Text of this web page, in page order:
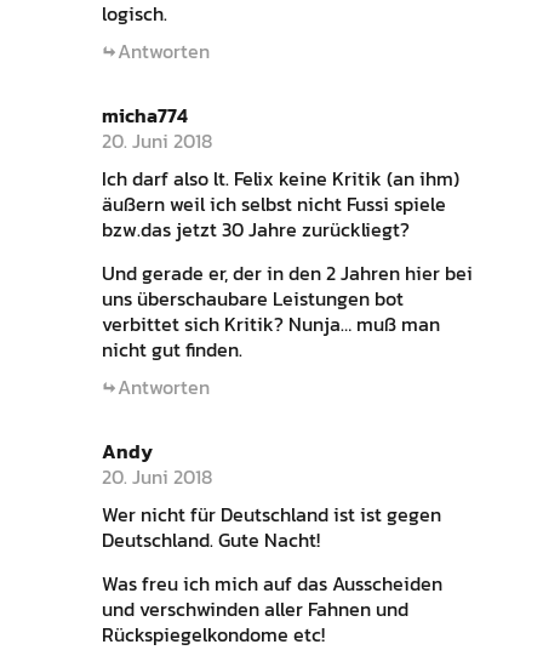
logisch.
Antworten
micha774
20. Juni 2018
Ich darf also lt. Felix keine Kritik (an ihm)
äußern weil ich selbst nicht Fussi spiele
bzw.das jetzt 30 Jahre zurückliegt?
Und gerade er, der in den 2 Jahren hier bei
uns überschaubare Leistungen bot
verbittet sich Kritik? Nunja… muß man
nicht gut finden.
Antworten
Andy
20. Juni 2018
Wer nicht für Deutschland ist ist gegen
Deutschland. Gute Nacht!
Was freu ich mich auf das Ausscheiden
und verschwinden aller Fahnen und
Rückspiegelkondome etc!